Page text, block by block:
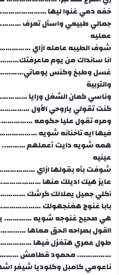
خفه دمي غنوا ليها
جمالي طبيعي واسأل تعرف
عمليه
شوف الطيبه عامله ازاي
انا سانداك من يوم
غسل وطبخ وكنس
والتربية
وناسي كمان الشغل ورايا
كنت تقولي ياروحي الأول
ومره تقول عليا حكومه
فيها ايه تاخنانه شويه
همه شويه دايت أعملهم ………..
عينيه
شوفت بأه بقولها ازاي
عايز هيك اديلك منها
آكلي جميل يملالك كرشك
بابا غنوج هغنجهولك
هي صحيح غنوجه شويه ………….
ااقول بصراحه الحق معاها
طول عمري هتغزل فيها ……………
……………. محمود قطامش
ناعومي كامبل وكلوديا شيفر